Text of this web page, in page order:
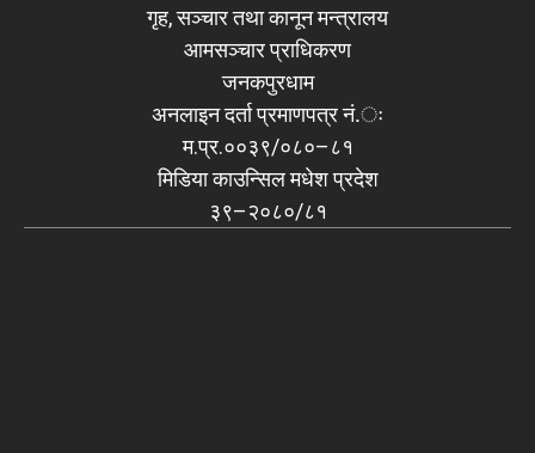
गृह, सञ्चार तथा कानून मन्त्रालय
आमसञ्चार प्राधिकरण
जनकपुरधाम
अनलाइन दर्ता प्रमाणपत्र नं.ः
म.प्र.००३९/०८०–८१
मिडिया काउन्सिल मधेश प्रदेश
३९–२०८०/८१